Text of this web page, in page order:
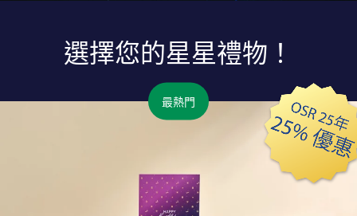
選擇您的星星禮物！
最熱門